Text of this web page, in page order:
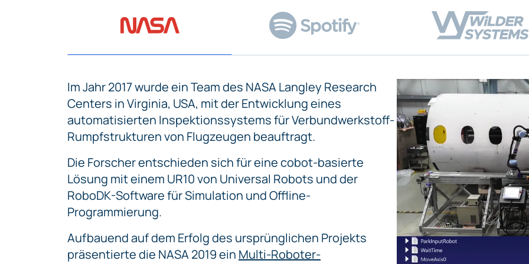
Centers in Virginia, USA, mit der Entwicklung eines
automatisierten Inspektionssystems für Verbundwerkstoff-
Rumpfstrukturen von Flugzeugen beauftragt.
Die Forscher entschieden sich für eine cobot-basierte
Lösung mit einem UR10 von Universal Robots und der
RoboDK-Software für Simulation und Offline-
Programmierung.
Aufbauend auf dem Erfolg des ursprünglichen Projekts
präsentierte die NASA 2019 einMulti-Roboter-
Inspektionssystemdas zwei synchronisierte Cobots